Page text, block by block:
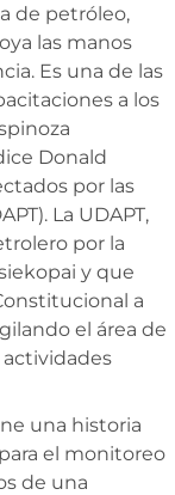
de petróleo,
las manos
Es una de las
a los
Donald
por las
La UDAPT,
por la
y que
a
el área de
actividades
una historia
el monitoreo
de una